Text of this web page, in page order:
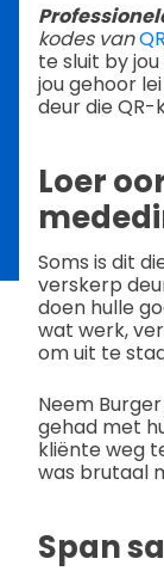
kodes van
te sluit by
jou gehoor
deur die
Loer
Soms is dit
verskerp
doen hulle
wat werk,
om uit te
Neem
gehad met
kliënte weg
was brutaal
Span